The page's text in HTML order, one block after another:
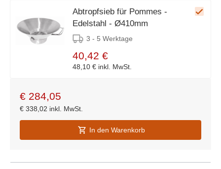
Abtropfsieb für Pommes -
Edelstahl - Ø410mm
3 - 5 Werktage
40,42 €
48,10 € inkl. MwSt.
€ 284,05
€ 338,02 inkl. MwSt.
In den Warenkorb